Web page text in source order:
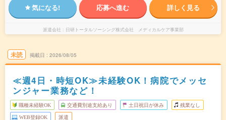
気になる! 応募へ進む 詳しく見る
派遣会社 日研トータルソーシング株式会社 メディカルケア事業部
未読 掲載日 2026/08/05
≪週4日・時短OK≫未経験OK！病院でメッセ
ンジャー業務など！
職種未経験OK 交通費別途支給あり 土日祝日が休み 残業なし
WEB登録OK 派遣